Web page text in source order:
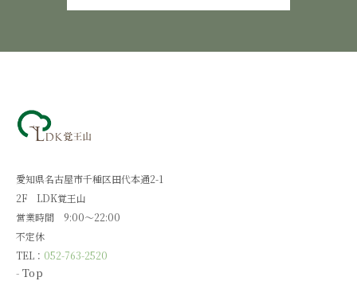
愛知県名古屋市千種区田代本通2-1
2F LDK覚王山
営業時間 9:00～22:00
不定休
TEL： 052-763-2520
Top